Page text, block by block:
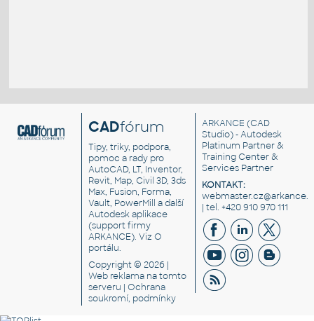
CADfórum
Tipy, triky, podpora,
pomoc a rady pro
AutoCAD, LT, Inventor,
Revit, Map, Civil 3D, 3ds
Max, Fusion, Forma,
Vault, PowerMill a další
Autodesk aplikace
(support firmy
ARKANCE). VizO
portálu.
Copyright © 2026 |
Web reklama na tomto
serveru |Ochrana
soukromí, podmínky
ARKANCE (CAD
Studio) - Autodesk
Platinum Partner &
Training Center &
Services Partner
KONTAKT:
| tel. +420 910 970 111